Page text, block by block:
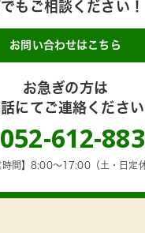
もご相談ください！
お問い合わせはこちら
お急ぎの方は
にてご連絡ください
052-612-
時間】8:00～17:00（土・日定休